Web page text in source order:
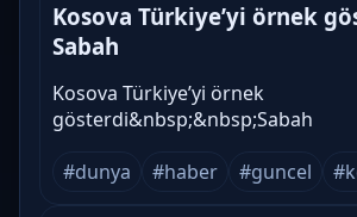
Kosova Türkiye’yi örnek
Sabah
Kosova Türkiye’yi örnek
gösterdi&nbsp;&nbsp;Sabah
#dunya
#haber #guncel